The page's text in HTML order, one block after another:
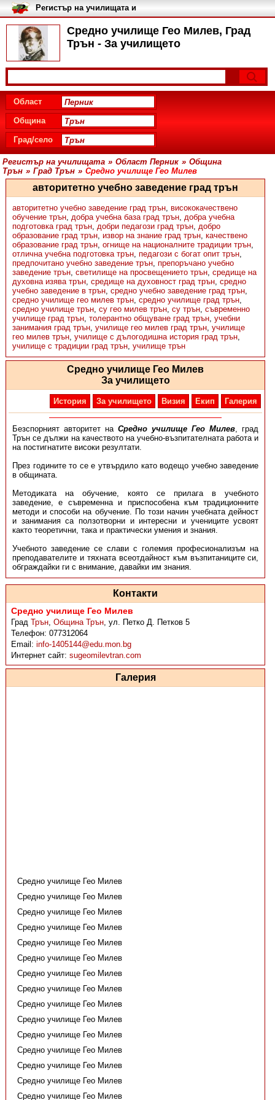
Средно училище Гео Милев, Град
Трън - За училището
Регистър на училищата и
университетите в България
Област
Община
Град/село
Регистър на училищата » Област Перник » Община
Трън » Град Трън » Средно училище Гео Милев
авторитетно учебно заведение град трън
авторитетно учебно заведение град трън, висококачествено
обучение трън, добра учебна база град трън, добра учебна
подготовка град трън, добри педагози град трън, добро
образование град трън, извор на знание град трън, качествено
образование град трън, огнище на националните традиции трън,
отлична учебна подготовка трън, педагози с богат опит трън,
предпочитано учебно заведение трън, препоръчано учебно
заведение трън, светилище на просвещението трън, средище на
духовна изява трън, средище на духовност град трън, средно
учебно заведение в трън, средно учебно заведение град трън,
средно училище гео милев трън, средно училище град трън,
средно училище трън, су гео милев трън, су трън, съвременно
училище град трън, толерантно общуване град трън, учебни
занимания град трън, училище гео милев град трън, училище
гео милев трън, училище с дълогодишна история град трън,
училище с традиции град трън, училище трън
Средно училище Гео Милев
За училището
История За училището Визия Екип Галерия
Безспорният авторитет наСредно училище Гео Милев, град
Трън се дължи на качеството на учебно-възпитателната работа и
на постигнатите високи резултати.
През годините то се е утвърдило като водещо учебно заведение
в общината.
Методиката на обучение, която се прилага в учебното
заведение, е съвременна и приспособена към традиционните
методи и способи на обучение. По този начин учебната дейност
и занимания са ползотворни и интересни и учениците усвоят
както теоретични, така и практически умения и знания.
Учебното заведение се слави с големия професионализъм на
преподавателите и тяхната всеотдайност към възпитаниците си,
обграждайки ги с внимание, давайки им знания.
Контакти
Средно училище Гео Милев
ГрадТрън,Община Трън,ул. Петко Д. Петков 5
Телефон:077312064
Email:info-1405144@edu.mon.bg
Интернет сайт:sugeomilevtran.com
Галерия
Средно училище Гео Милев
Средно училище Гео Милев
Средно училище Гео Милев
Средно училище Гео Милев
Средно училище Гео Милев
Средно училище Гео Милев
Средно училище Гео Милев
Средно училище Гео Милев
Средно училище Гео Милев
Средно училище Гео Милев
Средно училище Гео Милев
Средно училище Гео Милев
Средно училище Гео Милев
Средно училище Гео Милев
Средно училище Гео Милев